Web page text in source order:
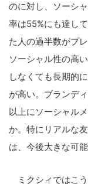
のに対し、ソーシ
率は55%にも達し
た人の過半数がプ
ソーシャル性の高
しなくても長期的
が高い。ブランデ
以上にソーシャル
か。特にリアルな
は、今後大きな可
ミクシィではこ